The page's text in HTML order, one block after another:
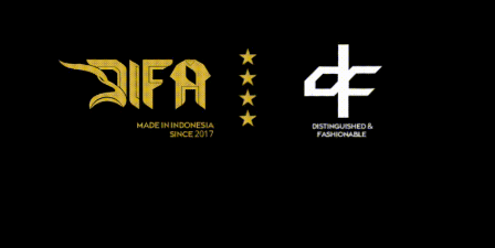
“Saat ini pihak Rutan Palembang sudah berkoordinasi
bersama Kejaksaan, karena statusnya masih tahanan
Kejaksaan, dan BAP dari Rutan Pakjo dan Kejaksaan juga
telah dilaksanakan,” akunya.